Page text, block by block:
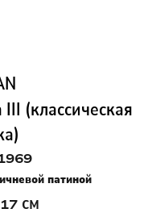
(классическая
патиной
17см